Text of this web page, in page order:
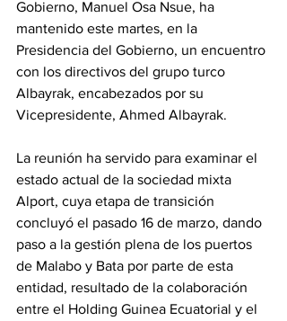
Gobierno, Manuel Osa Nsue, ha
mantenido este martes, en la
Presidencia del Gobierno, un encuentro
con los directivos del grupo turco
Albayrak, encabezados por su
Vicepresidente, Ahmed Albayrak.
La reunión ha servido para examinar el
estado actual de la sociedad mixta
Alport, cuya etapa de transición
concluyó el pasado 16 de marzo, dando
paso a la gestión plena de los puertos
de Malabo y Bata por parte de esta
entidad, resultado de la colaboración
entre el Holding Guinea Ecuatorial y el